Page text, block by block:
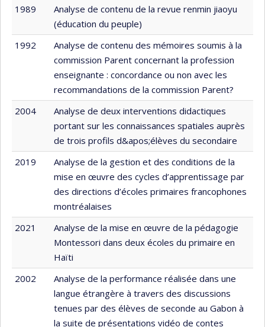
1989
Analyse de contenu de la revue renmin jiaoyu
(éducation du peuple)
1992
Analyse de contenu des mémoires soumis à la
commission Parent concernant la profession
enseignante : concordance ou non avec les
recommandations de la commission Parent?
2004
Analyse de deux interventions didactiques
portant sur les connaissances spatiales auprès
de trois profils d&apos;élèves du secondaire
2019
Analyse de la gestion et des conditions de la
mise en œuvre des cycles d’apprentissage par
des directions d’écoles primaires francophones
montréalaises
2021
Analyse de la mise en œuvre de la pédagogie
Montessori dans deux écoles du primaire en
Haïti
2002
Analyse de la performance réalisée dans une
langue étrangère à travers des discussions
tenues par des élèves de seconde au Gabon à
la suite de présentations vidéo de contes